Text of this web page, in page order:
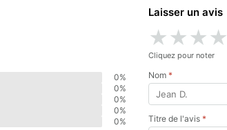
0%
0%
0%
0%
0%
Laisser un avis
★★★★
Cliquez pour noter
Nom *
Titre de l'avis *